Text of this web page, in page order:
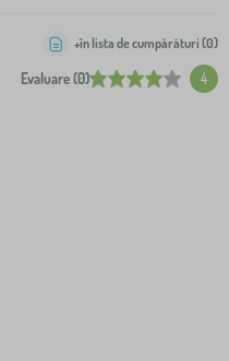
Evaluare (0) 4
+în lista de cumpărături (0)